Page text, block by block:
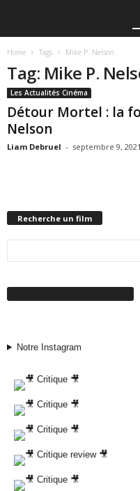
Home Tags Mike P. Nelson
Tag: Mike P.
Les Actualités Cinéma
Détour Mortel : la
Nelson
Liam Debruel - septembre 9, 2021
Recherche un film
Notre Instagram